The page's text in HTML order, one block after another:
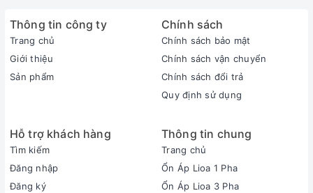
Thông tin công ty
Trang chủ
Giới thiệu
Sản phẩm
Chính sách
Chính sách bảo mật
Chính sách vận chuyển
Chính sách đổi trả
Quy định sử dụng
Hỗ trợ khách hàng
Tìm kiếm
Đăng nhập
Đăng ký
Thông tin chung
Trang chủ
Ổn Áp Lioa 1 Pha
Ổn Áp Lioa 3 Pha